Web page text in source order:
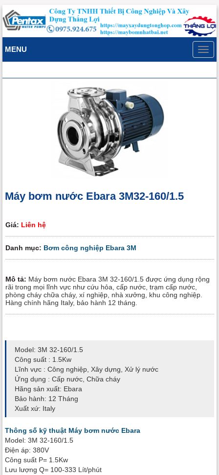
MENU
Máy bơm nước Ebara 3M32-160/1.5
Giá: Liên hệ
Danh mục: Bơm công nghiệp Ebara 3M
Mô tả: Máy bơm nước Ebara 3M 32-160/1.5 được ứng dụng rộng
rãi trong mọi lĩnh vực như cứu hỏa, cấp nước, trạm cấp nước,
phòng cháy chữa cháy, xí nghiệp, nhà xưởng, khu công nghiệp.
Hàng chính hãng Italy, bảo hành 12 tháng.
Model: 3M 32-160/1.5
Công suất : 1.5Kw
Lĩnh vực : Công nghiệp, Xây dựng, Xử lý nước
Ứng dụng : Cấp nước, Chữa cháy
Hãng sản xuất: Ebara
Bảo hành: 12 Tháng
Xuất xứ: Italy
Thông số kỹ thuật Máy bơm nước Ebara
Model: 3M 32-160/1.5
Điện áp: 380V
Công suất P= 1.5Kw
Lưu lượng Q= 100-333 Lít/phút